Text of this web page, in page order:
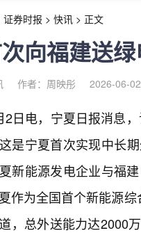
证券时报 > 快讯 > 正文
向福建送
作者：周映彤 2026-06-
日电， 宁夏日报消息
是宁夏首次实现中长
新能源发电企业与福
作为全国首个新能源
，总外送能力达2000